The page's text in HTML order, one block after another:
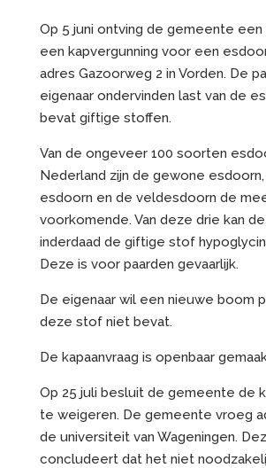
Op 5 juni ontving de gemeente een
een kapvergunning voor een
adres Gazoorweg 2 in Vorden. De
eigenaar ondervinden last van de
bevat giftige stoffen.
Van de ongeveer 100 soorten
Nederland zijn de gewone
esdoorn en de veldesdoorn de
voorkomende. Van deze drie kan
inderdaad de giftige stof
Deze is voor paarden gevaarlijk.
De eigenaar wil een nieuwe boom
deze stof niet bevat.
De kapaanvraag is openbaar
Op 25 juli besluit de gemeente de
te weigeren. De gemeente vroeg
de universiteit van Wageningen.
concludeert dat het niet